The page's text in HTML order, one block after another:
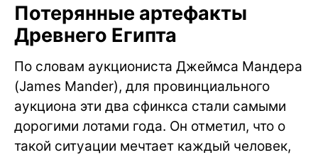
Потерянные артефакты
Древнего Египта
По словам аукциониста Джеймса Мандера
(James Mander), для провинциального
аукциона эти два сфинкса стали самыми
дорогими лотами года. Он отметил, что о
такой ситуации мечтает каждый человек,